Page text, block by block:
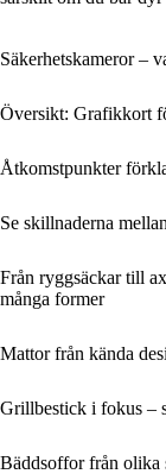
Säkerhetskameror –
Översikt: Grafikkort
Åtkomstpunkter
Se skillnaderna
Från ryggsäckar till
många former
Mattor från kända
Grillbestick i fokus –
Bäddsoffor från olika